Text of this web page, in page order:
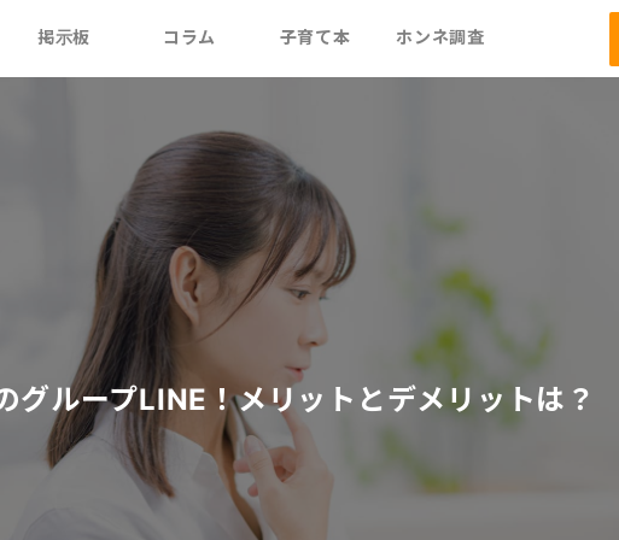
掲示板 コラム 子育て本 ホンネ調査
グループLINE！メリットとデメリットは？